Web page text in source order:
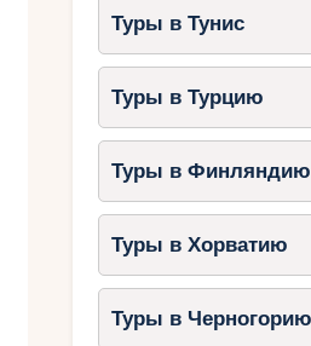
Туры в Тунис
Туры в Турцию
Туры в Финляндию
Туры в Хорватию
Туры в Черногорию